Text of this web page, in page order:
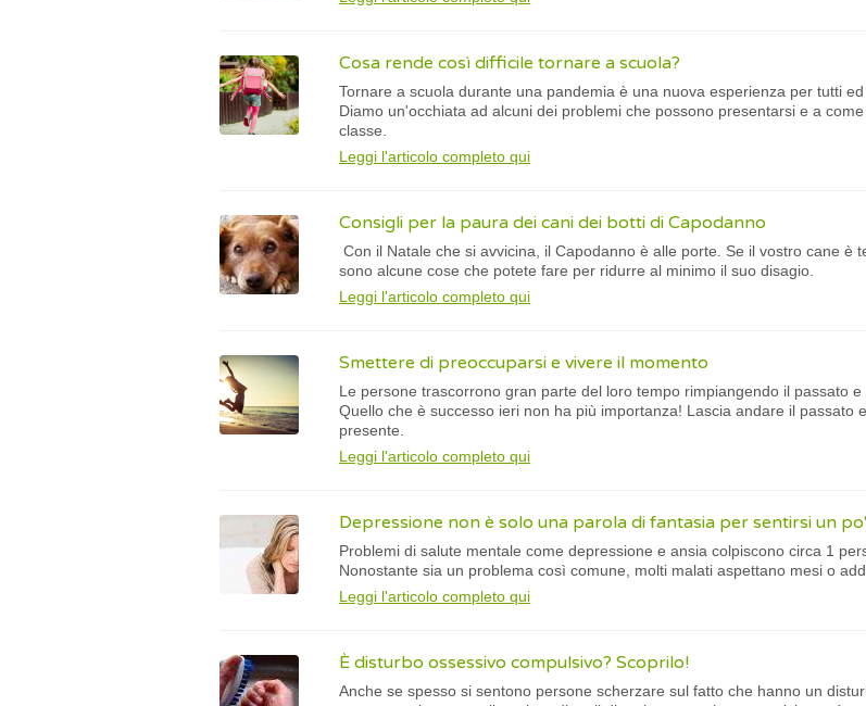
Cosa rende così difficile tornare a scuola?
Tornare a scuola durante una pandemia è una nuova esperienza per tutti
Diamo un'occhiata ad alcuni dei problemi che possono presentarsi e a
classe.
Leggi l'articolo completo qui
Consigli per la paura dei cani dei botti di Capodanno
Con il Natale che si avvicina, il Capodanno è alle porte. Se il vostro cane è
sono alcune cose che potete fare per ridurre al minimo il suo disagio.
Leggi l'articolo completo qui
Smettere di preoccuparsi e vivere il momento
Le persone trascorrono gran parte del loro tempo rimpiangendo il passato
Quello che è successo ieri non ha più importanza! Lascia andare il passato
presente.
Leggi l'articolo completo qui
Depressione non è solo una parola di fantasia per sentirsi un
Problemi di salute mentale come depressione e ansia colpiscono circa 1
Nonostante sia un problema così comune, molti malati aspettano mesi o
Leggi l'articolo completo qui
È disturbo ossessivo compulsivo? Scoprilo!
Anche se spesso si sentono persone scherzare sul fatto che hanno un